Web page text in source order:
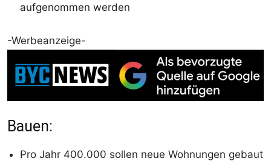
aufgenommen werden
-Werbeanzeige-
Bauen:
Pro Jahr 400.000 sollen neue Wohnungen gebaut